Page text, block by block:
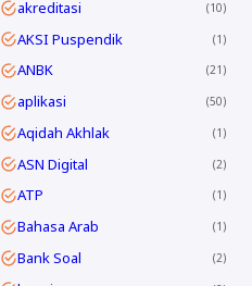
akreditasi 10
AKSI Puspendik 1
ANBK 21
aplikasi 50
Aqidah Akhlak 1
ASN Digital 2
ATP 1
Bahasa Arab 1
Bank Soal 2